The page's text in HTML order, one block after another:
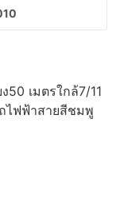
50 เมตรใกล้7/11
ไฟฟ้าสายสีชมพู